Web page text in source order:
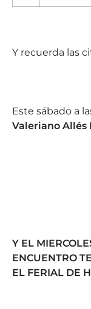
Y recuerda las
Este sábado a
Valeriano Allés
Y EL
ENCUENTRO
EL FERIAL DE